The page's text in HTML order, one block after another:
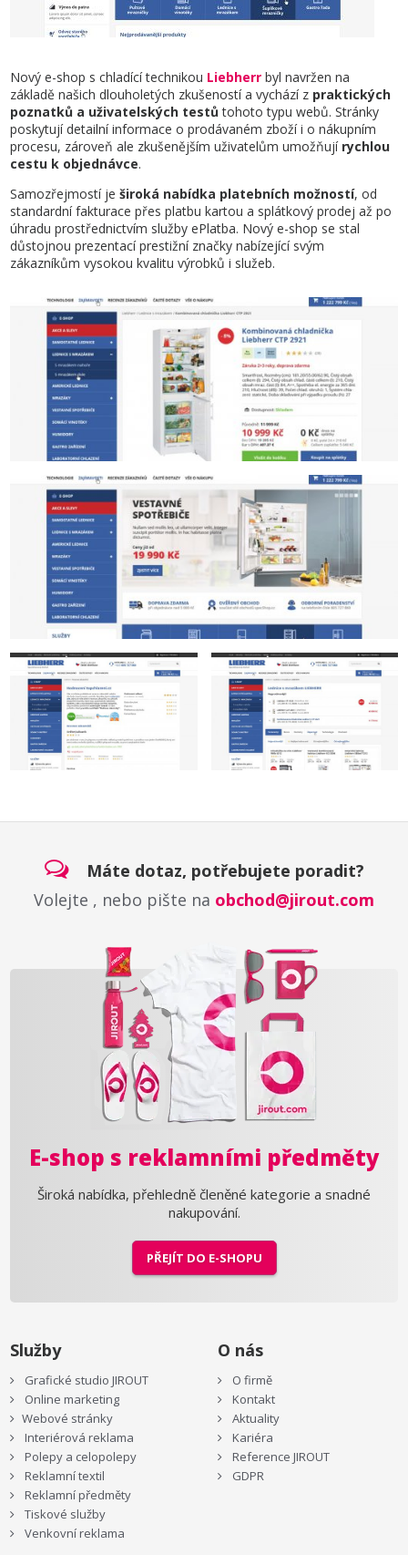
Nový e-shop s chladící technikou Liebherr byl navržen na
základě našich dlouholetých zkušeností a vychází z praktických
poznatků a uživatelských testů tohoto typu webů. Stránky
poskytují detailní informace o prodávaném zboží i o nákupním
procesu, zároveň ale zkušenějším uživatelům umožňujírychlou
cestu k objednávce.
Samozřejmostí ješiroká nabídka platebních možností, od
standardní fakturace přes platbu kartou a splátkový prodej až po
úhradu prostřednictvím služby ePlatba. Nový e-shop se stal
důstojnou prezentací prestižní značky nabízející svým
zákazníkům vysokou kvalitu výrobků i služeb.
Máte dotaz, potřebujete poradit?
Volejte , nebo pište na obchod@jirout.com
Služby
Grafické studio JIROUT
Online marketing
Webové stránky
Interiérová reklama
Polepy a celopolepy
Reklamní textil
Reklamní předměty
Tiskové služby
Venkovní reklama
O nás
O firmě
Kontakt
Aktuality
Kariéra
Reference JIROUT
GDPR
E-shop s reklamními předměty
Široká nabídka, přehledně členěné kategorie a snadné
nakupování.
PŘEJÍT DO E-SHOPU